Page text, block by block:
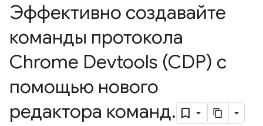
Эффективно создавайте
команды протокола
Chrome Devtools (CDP) с
помощью нового
редактора команд.